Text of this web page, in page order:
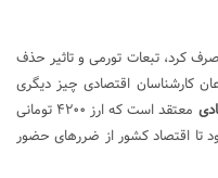
کرد، تبعات تورمی و تاثیر حذف
کارشناسان اقتصادی چیز دیگری
معتقد است که ارز ۴۲۰۰ تومانی
تا اقتصاد کشور از ضررهای حضور